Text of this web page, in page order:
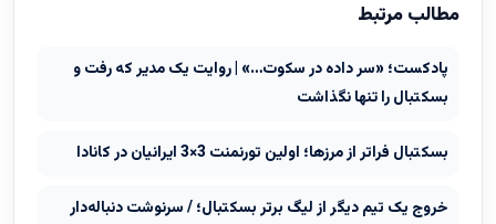
مطالب مرتبط
پادکست؛ «سر داده در سکوت…» | روایت یک مدیر که رفت و
بسکتبال را تنها نگذاشت
بسکتبال فراتر از مرزها؛ اولین تورنمنت 3×3 ایرانیان در کانادا
خروج یک تیم دیگر از لیگ برتر بسکتبال؛ / سرنوشت دنباله‌دار